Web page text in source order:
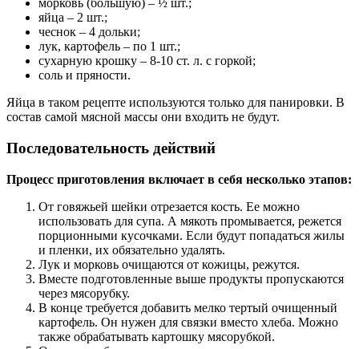
морковь (большую) – ½ шт.;
яйца – 2 шт.;
чеснок – 4 дольки;
лук, картофель – по 1 шт.;
сухарную крошку – 8-10 ст. л. с горкой;
соль и пряности.
Яйца в таком рецепте используются только для панировки. В
состав самой мясной массы они входить не будут.
Последовательность действий
Процесс приготовления включает в себя несколько этапов:
От говяжьей шейки отрезается кость. Ее можно
использовать для супа. А мякоть промывается, режется
порционными кусочками. Если будут попадаться жилы
и пленки, их обязательно удалять.
Лук и морковь очищаются от кожицы, режутся.
Вместе подготовленные выше продукты пропускаются
через мясорубку.
В конце требуется добавить мелко тертый очищенный
картофель. Он нужен для связки вместо хлеба. Можно
также обрабатывать картошку мясорубкой.